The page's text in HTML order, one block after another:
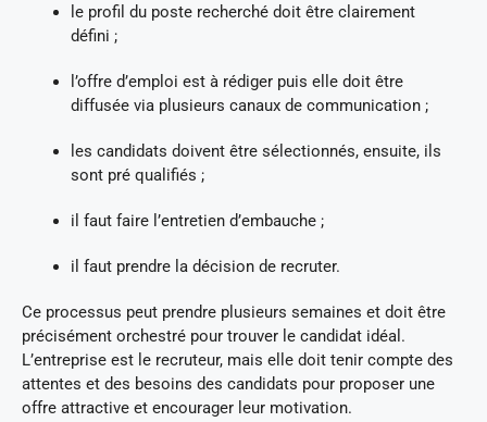
le profil du poste recherché doit être clairement
défini ;
l’offre d’emploi est à rédiger puis elle doit être
diffusée via plusieurs canaux de communication ;
les candidats doivent être sélectionnés, ensuite, ils
sont pré qualifiés ;
il faut faire l’entretien d’embauche ;
il faut prendre la décision de recruter.
Ce processus peut prendre plusieurs semaines et doit être
précisément orchestré pour trouver le candidat idéal.
L’entreprise est le recruteur, mais elle doit tenir compte des
attentes et des besoins des candidats pour proposer une
offre attractive et encourager leur motivation.